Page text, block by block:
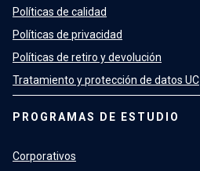
Políticas de calidad
Políticas de privacidad
Políticas de retiro y devolución
Tratamiento y protección de datos UC
PROGRAMAS DE ESTUDIO
Corporativos